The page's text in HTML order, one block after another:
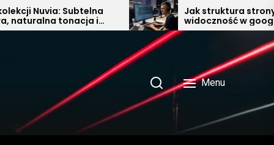
i
Jak struktura strony wpływa na
widoczność w google
Menu